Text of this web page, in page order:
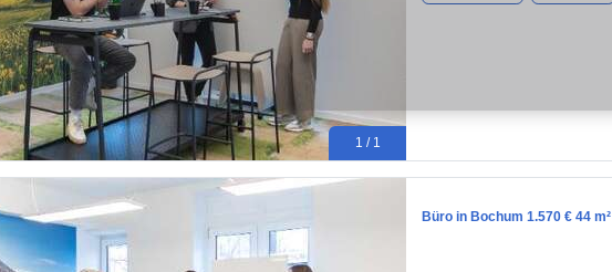
1 / 1
Büro in Bochum 1.570 € 44 m²